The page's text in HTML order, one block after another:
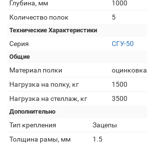
Глубина, мм
1000
Количество полок
5
Технические Характеристики
Серия СГУ-50
Общие
Материал полки
оцинковка
Нагрузка на полку, кг
1500
Нагрузка на стеллаж, кг
3500
Дополнительно
Тип крепления
Зацепы
Толщина рамы, мм
1.5